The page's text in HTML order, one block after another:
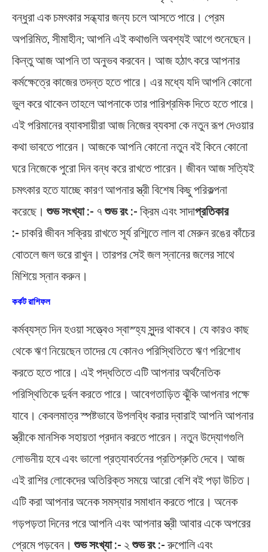
বন্ধুরা এক চমৎকার সন্ধ্যার জন্য চলে আসতে পারে। প্রেম
অপরিমিত, সীমাহীন; আপনি এই কথাগুলি অবশ্যই আগে শুনেছেন।
কিন্তু আজ আপনি তা অনুভব করবেন। আজ হঠাৎ করে আপনার
কর্মক্ষেত্রে কাজের তদন্ত হতে পারে। এর মধ্যে যদি আপনি কোনো
ভুল করে থাকেন তাহলে আপনাকে তার পারিশ্রমিক দিতে হতে পারে।
এই পরিমানের ব্যাবসায়ীরা আজ নিজের ব্যবসা কে নতুন রূপ দেওয়ার
কথা ভাবতে পারেন। আজকে আপনি কোনো নতুন বই কিনে কোনো
ঘরে নিজেকে পুরো দিন বন্ধ করে রাখতে পারেন। জীবন আজ সত্যিই
চমৎকার হতে যাচ্ছে কারণ আপনার স্ত্রী বিশেষ কিছু পরিকল্পনা
করেছে।শুভ সংখ্যা :- ৭শুভ রং :- ক্রিম এবং সাদাপ্রতিকার
:- চাকরি জীবন সক্রিয় রাখতে সূর্য রশ্মিতে লাল বা মেরুন রঙের কাঁচের
বোতলে জল ভরে রাখুন। তারপর সেই জল স্নানের জলের সাথে
মিশিয়ে স্নান করুন।
কর্কট রাশিফল
কর্মব্যস্ত দিন হওয়া সত্ত্বেও স্বাস্হ্য সুন্দর থাকবে। যে কারও কাছ
থেকে ঋণ নিয়েছেন তাদের যে কোনও পরিস্থিতিতে ঋণ পরিশোধ
করতে হতে পারে। এই পদ্ধতিতে এটি আপনার অর্থনৈতিক
পরিস্থিতিকে দুর্বল করতে পারে। আবেগতাড়িত ঝুঁকি আপনার পক্ষে
যাবে। কেবলমাত্র স্পষ্টভাবে উপলব্ধি করার দ্বারাই আপনি আপনার
স্ত্রীকে মানসিক সহায়তা প্রদান করতে পারেন। নতুন উদ্যোগগুলি
লোভনীয় হবে এবং ভালো প্রত্যাবর্তনের প্রতিশ্রুতি দেবে। আজ
এই রাশির লোকেদের অতিরিক্ত সময়ে আরো বেশি বই পড়া উচিত।
এটি করা আপনার অনেক সমস্যার সমাধান করতে পারে। অনেক
গড়পড়তা দিনের পরে আপনি এবং আপনার স্ত্রী আবার একে অপরের
প্রেমে পড়বেন।শুভ সংখ্যা :- ২শুভ রং :-রুপোলি এবং